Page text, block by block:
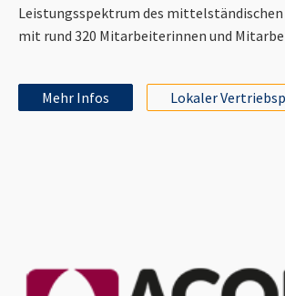
Leistungsspektrum des
mit rund 320 Mitarbeiterinnen und
Mehr Infos Lokaler